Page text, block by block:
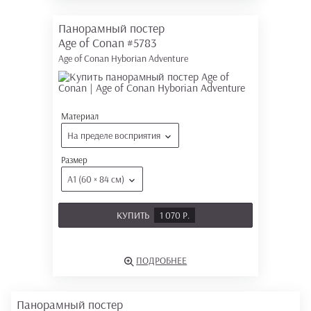
Панорамный постер
Age of Conan #5783
Age of Conan Hyborian Adventure
Материал
На пределе восприятия
Размер
А1 (60 × 84 см)
КУПИТЬ 1 070 Р.
ПОДРОБНЕЕ
Панорамный постер